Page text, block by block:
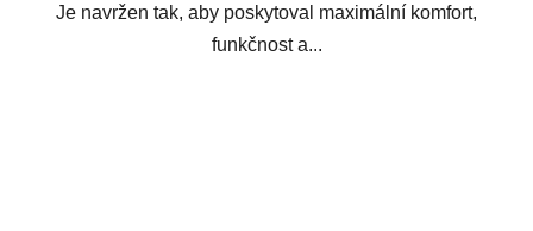
Je navržen tak, aby poskytoval maximální komfort,
funkčnost a...